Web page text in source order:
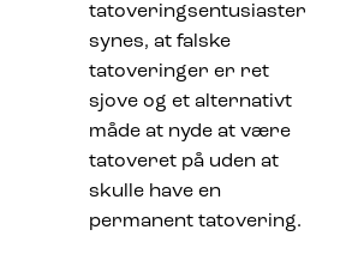
tatoveringsentusiaster
synes, at falske
tatoveringer er ret
sjove og et alternativt
måde at nyde at være
tatoveret på uden at
skulle have en
permanent tatovering.